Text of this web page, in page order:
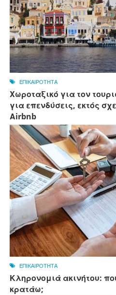
ΕΠΙΚΑΙΡΟΤΗΤΑ
Χωροταξικό για τον
για επενδύσεις, εκτός
Αirbnb
ΕΠΙΚΑΙΡΟΤΗΤΑ
Κληρονομιά ακινήτου:
κρατάω;